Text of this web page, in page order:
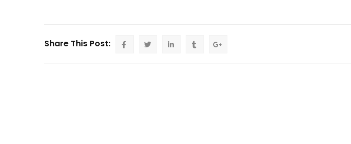
Share This Post: